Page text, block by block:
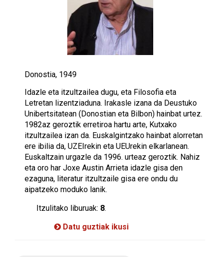
Donostia, 1949
Idazle eta itzultzailea dugu, eta Filosofia eta
Letretan lizentziaduna. Irakasle izana da Deustuko
Unibertsitatean (Donostian eta Bilbon) hainbat urtez.
1982az geroztik erretiroa hartu arte, Kutxako
itzultzailea izan da. Euskalgintzako hainbat alorretan
ere ibilia da, UZEIrekin eta UEUrekin elkarlanean.
Euskaltzain urgazle da 1996. urteaz geroztik. Nahiz
eta oro har Joxe Austin Arrieta idazle gisa den
ezaguna, literatur itzultzaile gisa ere ondu du
aipatzeko moduko lanik.
Itzulitako liburuak: 8.
Datu guztiak ikusi